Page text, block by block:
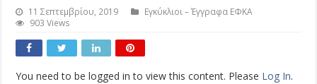
11 Σεπτεμβρίου, 2019
Εγκύκλιοι – Έγγραφα ΕΦΚΑ
903 Views
You need to be logged in to view this content. Please Log In.